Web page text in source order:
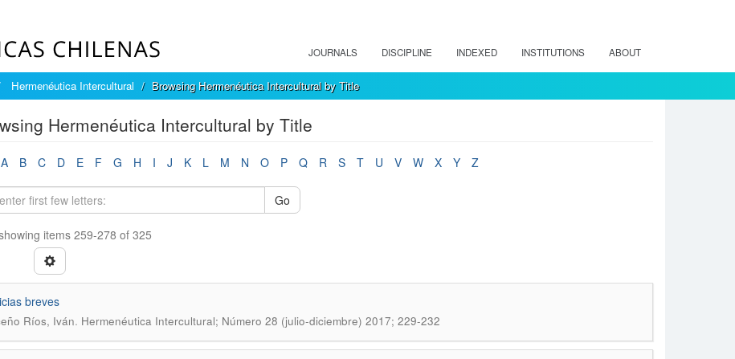
JOURNALS DISCIPLINE INDEXED INSTITUTIONS ABOUT
Hermenéutica Intercultural Browsing Hermenéutica Intercultural by Title
Hermenéutica Intercultural by Title
A B C D E F G H I J K L M N O P Q R S T U V W X Y Z
Go
items 259-278 of 325
breves
Ríos, Iván. Hermenéutica Intercultural; Número 28 (julio-diciembre) 2017; 229-232